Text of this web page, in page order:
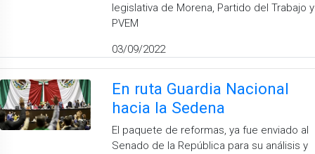
legislativa de Morena, Partido del Trabajo y
PVEM
03/09/2022
En ruta Guardia Nacional
hacia la Sedena
El paquete de reformas, ya fue enviado al
Senado de la República para su análisis y